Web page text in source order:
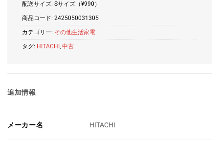
配送サイズ: Sサイズ（¥990）
商品コード: 2425050031305
カテゴリー: その他生活家電
タグ: HITACHI , 中古
追加情報
メーカー名 HITACHI